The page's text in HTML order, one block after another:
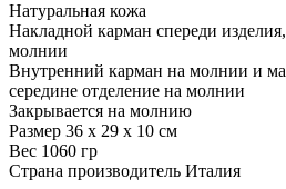
Натуральная кожа
Накладной карман спереди
молнии
Внутренний карман на молнии и
середине отделение на молнии
Закрывается на молнию
Размер 36 х 29 х 10 см
Вес 1060 гр
Страна производитель Италия